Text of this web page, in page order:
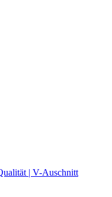
| V-Auschnitt